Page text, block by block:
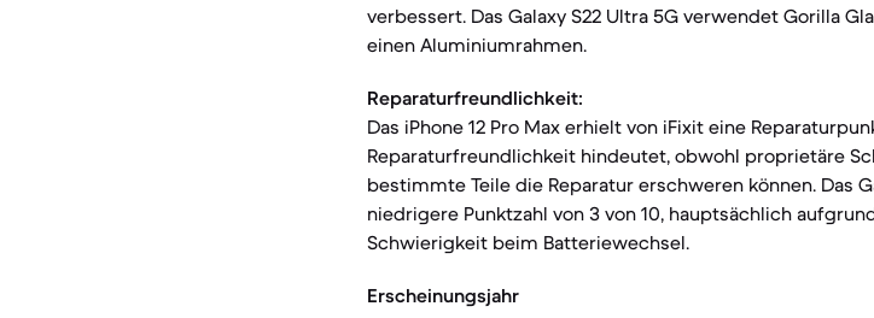
verbessert. Das Galaxy S22 Ultra 5G verwendet Gorilla
einen Aluminiumrahmen.
Reparaturfreundlichkeit:
Das iPhone 12 Pro Max erhielt von iFixit eine
Reparaturfreundlichkeit hindeutet, obwohl proprietäre
bestimmte Teile die Reparatur erschweren können. Das
niedrigere Punktzahl von 3 von 10, hauptsächlich
Schwierigkeit beim Batteriewechsel.
Erscheinungsjahr